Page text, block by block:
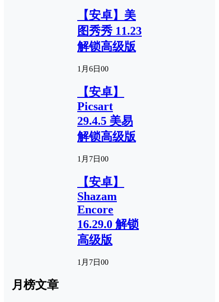
【安卓】美
图秀秀 11.23
解锁高级版
1月6日 00
【安卓】
Picsart
29.4.5 美易
解锁高级版
1月7日 00
【安卓】
Shazam
Encore
16.29.0 解锁
高级版
1月7日 00
月榜文章